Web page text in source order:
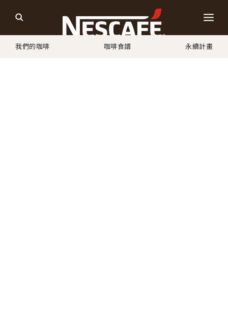
我們的咖啡 咖啡食譜 永續計畫